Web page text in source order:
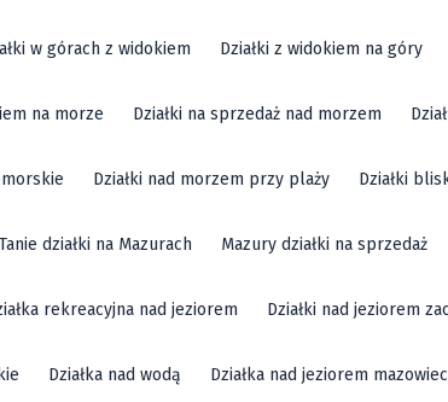
w górach z widokiem Działki z widokiem na góry
na morze Działki na sprzedaż nad morzem
Działki nad morzem przy plaży Działki
Tanie działki na Mazurach Mazury działki na sprzedaż
rekreacyjna nad jeziorem Działki nad jeziorem
Działka nad wodą Działka nad jeziorem